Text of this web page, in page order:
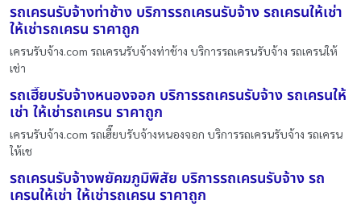
รถเครนรับจ้างท่าช้าง บริการรถเครนรับจ้าง รถเครนให้เช่า
ให้เช่ารถเครน ราคาถูก
เครนรับจ้าง.com รถเครนรับจ้างท่าช้าง บริการรถเครนรับจ้าง รถเครนให้
เช่า
รถเฮี๊ยบรับจ้างหนองจอก บริการรถเครนรับจ้าง รถเครนให้
เช่า ให้เช่ารถเครน ราคาถูก
เครนรับจ้าง.com รถเฮี๊ยบรับจ้างหนองจอก บริการรถเครนรับจ้าง รถเครน
ให้เช
รถเครนรับจ้างพยัคฆภูมิพิสัย บริการรถเครนรับจ้าง รถ
เครนให้เช่า ให้เช่ารถเครน ราคาถูก